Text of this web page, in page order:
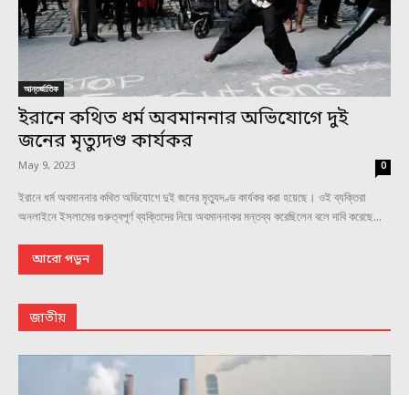
আন্তর্জাতিক
ইরানে কথিত ধর্ম অবমাননার অভিযোগে দুই
জনের মৃত্যুদণ্ড কার্যকর
May 9, 2023 0
ইরানে ধর্ম অবমাননার কথিত অভিযোগে দুই জনের মৃত্যুদণ্ড কার্যকর করা হয়েছে। ওই ব্যক্তিরা
অনলাইনে ইসলামের গুরুত্বপূর্ণ ব্যক্তিদের নিয়ে অবমাননাকর মন্তব্য করেছিলেন বলে দাবি করেছে...
আরো পড়ুন
জাতীয়